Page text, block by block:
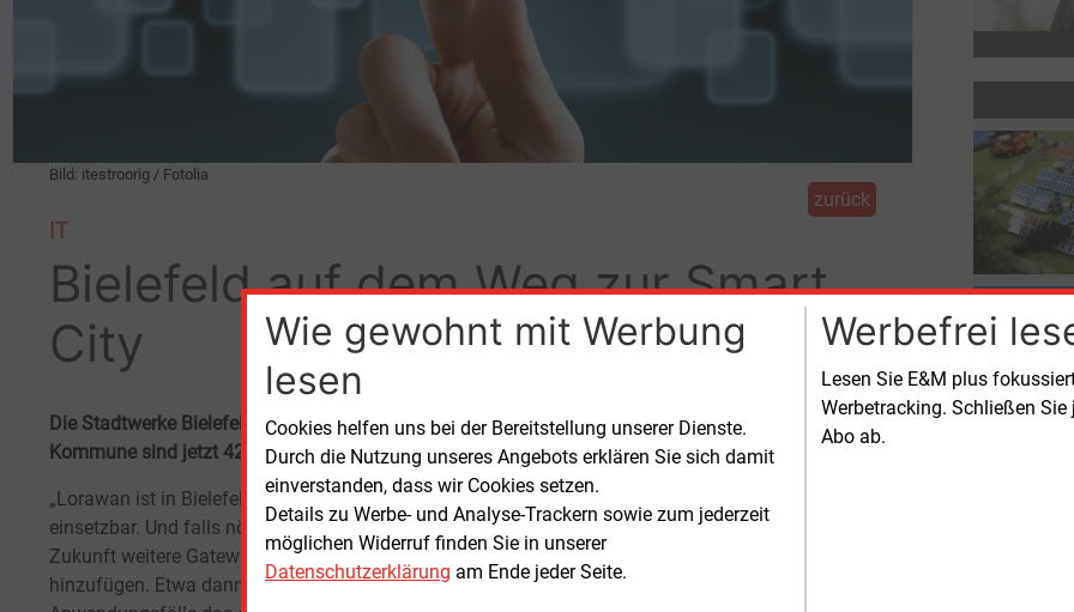
Wie gewohnt mit Werbung
lesen
Cookies helfen uns bei der Bereitstellung unserer Dienste.
Durch die Nutzung unseres Angebots erklären Sie sich damit
einverstanden, dass wir Cookies setzen.
Details zu Werbe- und Analyse-Trackern sowie zum jederzeit
möglichen Widerruf finden Sie in unserer
Datenschutzerklärung am Ende jeder Seite.
Werbefrei
Lesen Sie E&M plus
Werbetracking. Schließen
Abo ab.
Bild: itestroorig / Fotolia
zurück
IT
Bielefeld auf dem Weg zur Smart
City
Die Stadtwerke Bielefeld haben den Ausbau des Lorawan-Netzes abgeschlossen. Im Bereich der
Kommune sind jetzt 42 Gateways in Betrieb.
„Lorawan ist in Bielefeld nun flächendeckend
einsetzbar. Und falls nötig, können wir in
Zukunft weitere Gateways bedarfsorientiert
hinzufügen. Etwa dann, wenn neue
sie an, erhöht sich auch die Menge der
Aerosole in der Luft. Die Sensoren warnen ab
einem bestimmten Messwert, so dass
umgehend gelüftet werden kann. Gleichzeitig